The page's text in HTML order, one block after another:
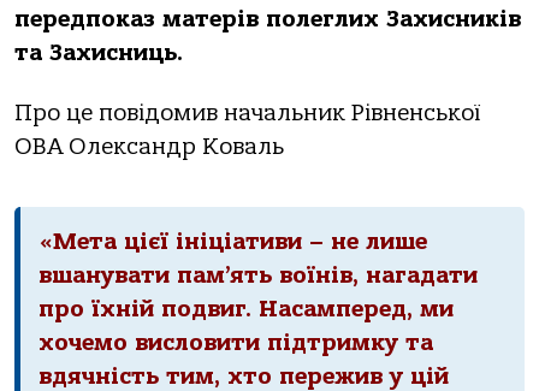
передпоказ матерів полеглих Захисників
та Захисниць.
Про це повідомив начальник Рівненської
ОВА Олександр Коваль
«Мета цієї ініціативи – не лише
вшанувати пам’ять воїнів, нагадати
про їхній подвиг. Насамперед, ми
хочемо висловити підтримку та
вдячність тим, хто пережив у цій